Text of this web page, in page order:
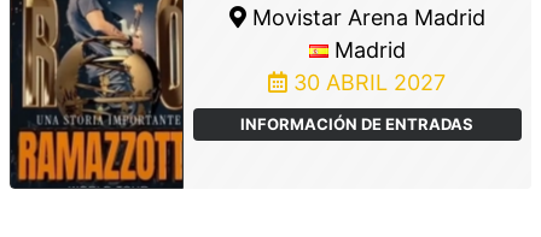
Movistar Arena Madrid
Madrid
30 ABRIL 2027
INFORMACIÓN DE ENTRADAS